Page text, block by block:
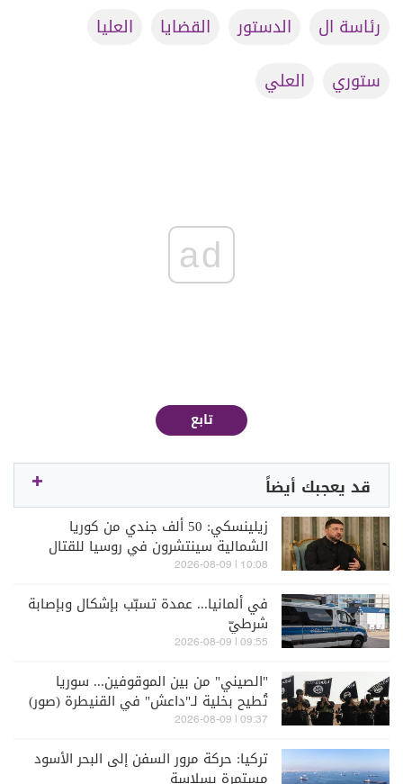
رئاسة ال الدستور القضايا
العليا
ستوري
العلي
ad
تابع
قد يعجبك أيضاً
زيلينسكي: 50 ألف جندي من كوريا
الشمالية سينتشرون في روسيا للقتال
إلى جانبها
10:08 | 2026-08-09
في ألمانيا... عمدة تسبّب بإشكال وبإصابة
شرطيّ
09:55 | 2026-08-09
"الصيني" من بين الموقوفين... سوريا
تُطيح بخلية لـ"داعش" في القنيطرة (صور)
09:37 | 2026-08-09
تركيا: حركة مرور السفن إلى البحر الأسود
مستمرة بسلاسة